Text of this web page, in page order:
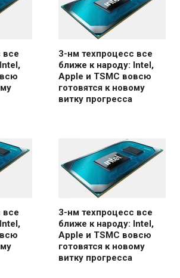
все
3-нм техпроцесс все
ближе к народу: Intel,
Apple и TSMC вовсю
готовятся к новому
витку прогресса
все
3-нм техпроцесс все
ближе к народу: Intel,
Apple и TSMC вовсю
готовятся к новому
витку прогресса